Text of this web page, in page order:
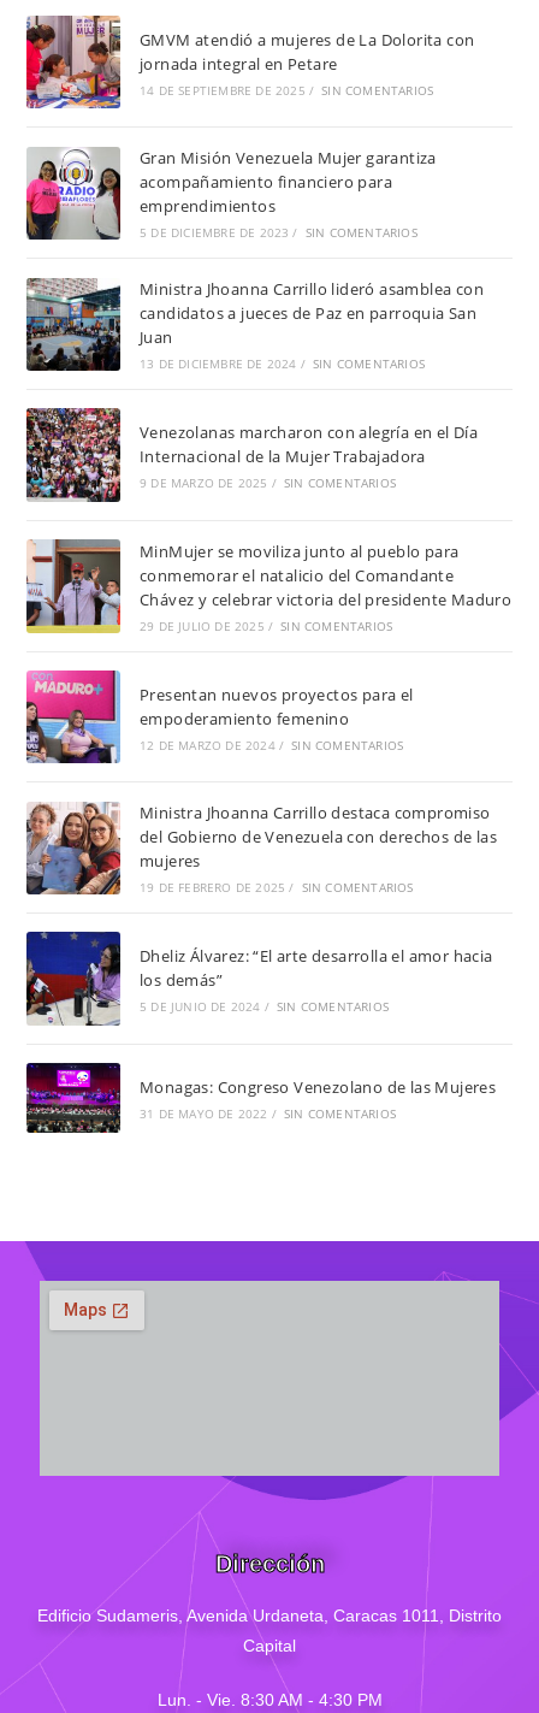
GMVM atendió a mujeres de La Dolorita con
jornada integral en Petare
14 DE SEPTIEMBRE DE 2025 / SIN COMENTARIOS
Gran Misión Venezuela Mujer garantiza
acompañamiento financiero para
emprendimientos
5 DE DICIEMBRE DE 2023 / SIN COMENTARIOS
Ministra Jhoanna Carrillo lideró asamblea con
candidatos a jueces de Paz en parroquia San
Juan
13 DE DICIEMBRE DE 2024 / SIN COMENTARIOS
Venezolanas marcharon con alegría en el Día
Internacional de la Mujer Trabajadora
9 DE MARZO DE 2025 / SIN COMENTARIOS
MinMujer se moviliza junto al pueblo para
conmemorar el natalicio del Comandante
Chávez y celebrar victoria del presidente Maduro
29 DE JULIO DE 2025 / SIN COMENTARIOS
Presentan nuevos proyectos para el
empoderamiento femenino
12 DE MARZO DE 2024 / SIN COMENTARIOS
Ministra Jhoanna Carrillo destaca compromiso
del Gobierno de Venezuela con derechos de las
mujeres
19 DE FEBRERO DE 2025 / SIN COMENTARIOS
Dheliz Álvarez: “El arte desarrolla el amor hacia
los demás”
5 DE JUNIO DE 2024 / SIN COMENTARIOS
Monagas: Congreso Venezolano de las Mujeres
31 DE MAYO DE 2022 / SIN COMENTARIOS
Dirección
Edificio Sudameris, Avenida Urdaneta, Caracas 1011, Distrito
Capital
Lun. - Vie. 8:30 AM - 4:30 PM